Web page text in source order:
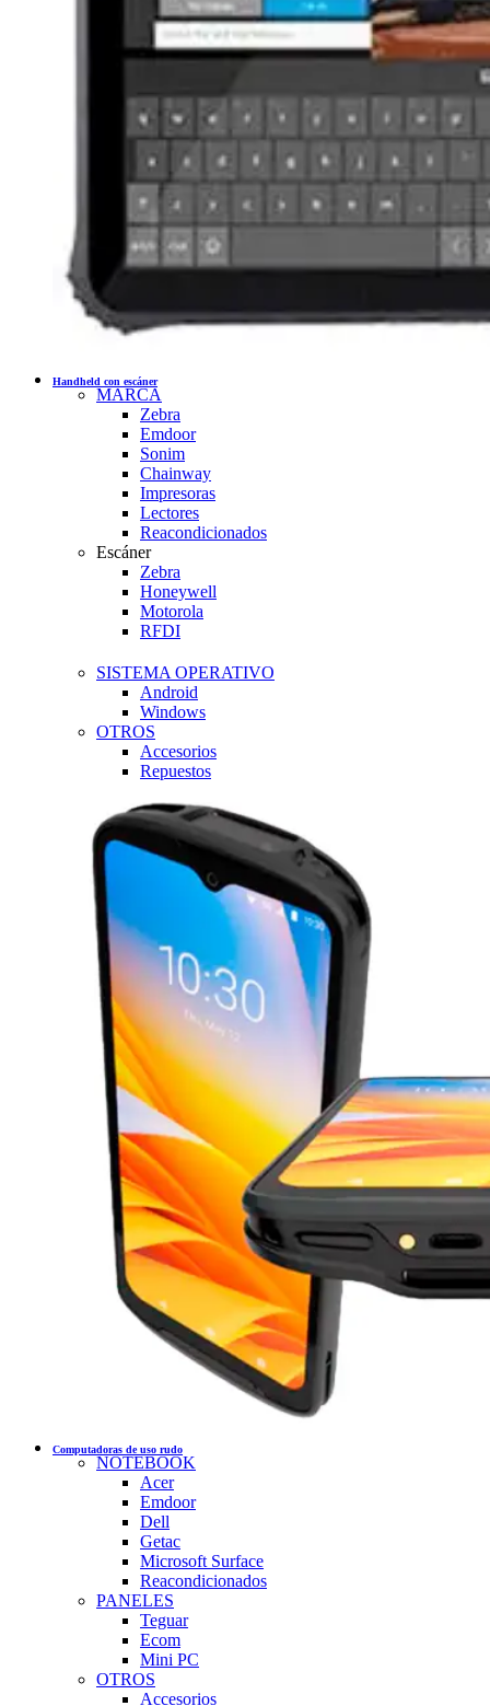
Handheld con escáner
MARCA
Zebra
Emdoor
Sonim
Chainway
Impresoras
Lectores
Reacondicionados
Escáner
Zebra
Honeywell
Motorola
RFDI
SISTEMA OPERATIVO
Android
Windows
OTROS
Accesorios
Repuestos
Computadoras de uso rudo
NOTEBOOK
Acer
Emdoor
Dell
Getac
Microsoft Surface
Reacondicionados
PANELES
Teguar
Ecom
Mini PC
OTROS
Accesorios